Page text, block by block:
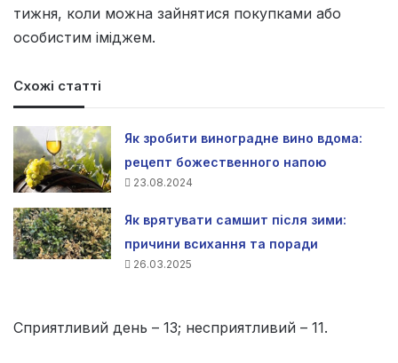
тижня, коли можна зайнятися покупками або
особистим iмiджем.
Схожі статті
Як зробити виноградне вино вдома:
рецепт божественного напою
23.08.2024
Як врятувати самшит після зими:
причини всихання та поради
26.03.2025
Сприятливий день – 13; несприятливий – 11.